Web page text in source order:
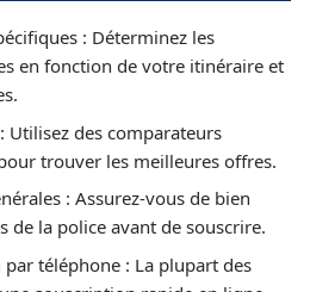
: Déterminez les
en fonction de votre itinéraire et
Utilisez des comparateurs
trouver les meilleures offres.
: Assurez-vous de bien
de la police avant de souscrire.
téléphone : La plupart des